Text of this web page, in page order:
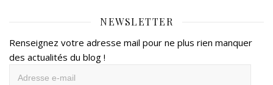
NEWSLETTER
Renseignez votre adresse mail pour ne plus rien manquer
des actualités du blog !